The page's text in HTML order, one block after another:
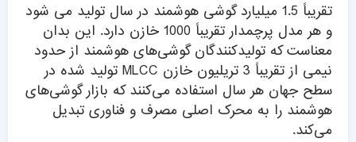
تقریباً 1.5 میلیارد گوشی هوشمند در سال تولید می شود
و هر مدل پرچمدار تقریباً 1000 خازن دارد. این بدان
معناست که تولیدکنندگان گوشی‌های هوشمند از حدود
نیمی از تقریباً 3 تریلیون خازن MLCC تولید شده در
سطح جهان هر سال استفاده می‌کنند که بازار گوشی‌های
هوشمند را به محرک اصلی مصرف و فناوری تبدیل
می‌کند.